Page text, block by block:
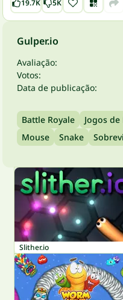
19.7K 5K
Gulper.io
Avaliação:
Votos:
Data de publicação:
Battle Royale Jogos
Mouse
Snake
Slither.io